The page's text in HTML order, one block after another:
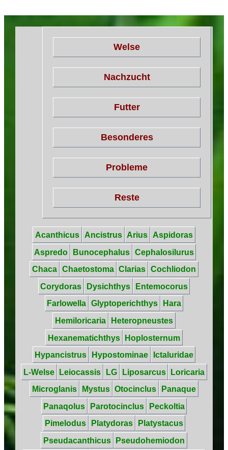
Welse
Nachzucht
Futter
Besonderes
Probleme
Reste
Acanthicus Ancistrus Arius
Aspidoras
Aspredo
Bunocephalus Cephalosilurus
Chaca Chaetostoma Clarias Cochliodon
Corydoras
Dysichthys
Entemocorus
Farlowella Glyptoperichthys
Hara
Hemiloricaria
Heteropneustes
Hexanematichthys
Hoplosternum
Hypancistrus
Hypostominae
Ictaluridae
L-Welse
Leiocassis LG Liposarcus
Loricaria
Microglanis
Mystus Otocinclus
Panaque
Panaqolus
Parotocinclus
Peckoltia
Pimelodus
Platydoras
Platystacus
Pseudacanthicus
Pseudohemiodon